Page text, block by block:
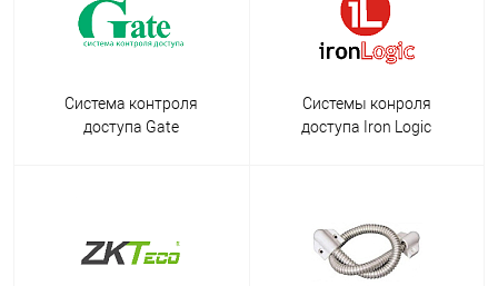
Система контроля
доступа Gate
Системы конроля
доступа Iron Logic